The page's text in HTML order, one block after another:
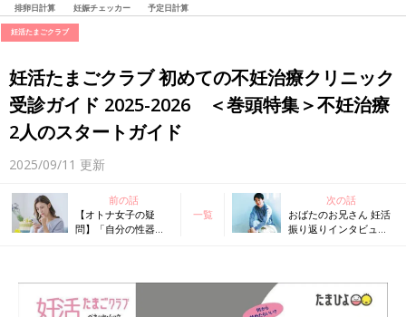
排卵日計算 妊娠チェッカー 予定日計算
妊活たまごクラブ
妊活たまごクラブ 初めての不妊治療クリニック
受診ガイド 2025-2026 ＜巻頭特集＞不妊治療
2人のスタートガイド
2025/09/11 更新
前の話
【オトナ女子の疑
問】「自分の性器の
い？」産婦人科医が
回答！
一覧
次の話
おばたのお兄さん 妊活
振り返りインタビュ